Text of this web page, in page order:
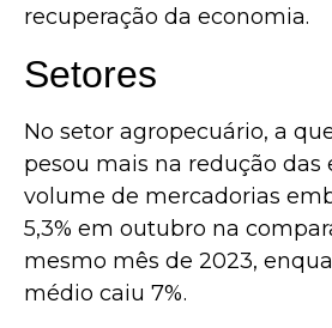
recuperação da economia.
Setores
No setor agropecuário, a
pesou mais na redução das
volume de mercadorias
5,3% em outubro na
mesmo mês de 2023,
médio caiu 7%.